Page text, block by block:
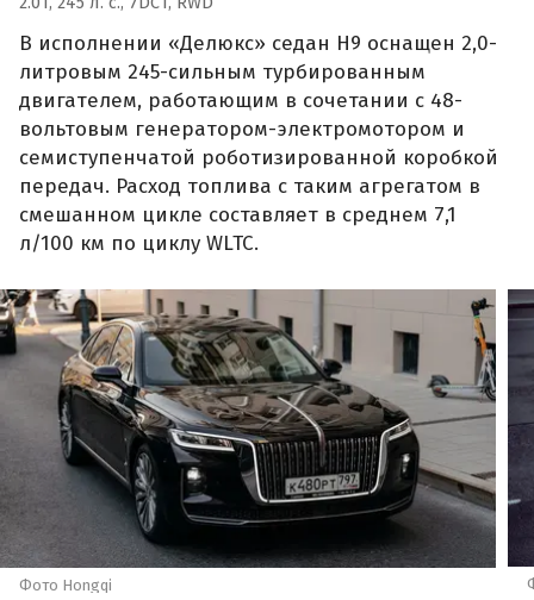
В исполнении «Делюкс» седан H9 оснащен 2,0-
литровым 245-сильным турбированным
двигателем, работающим в сочетании с 48-
вольтовым генератором-электромотором и
семиступенчатой роботизированной коробкой
передач. Расход топлива с таким агрегатом в
смешанном цикле составляет в среднем 7,1
л/100 км по циклу WLTC.
Фото Hongqi